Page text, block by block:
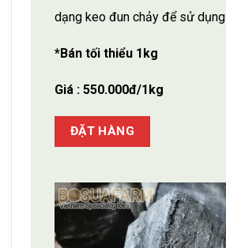
dạng keo đun chảy để sử dụng
*Bán tối thiểu 1kg
Giá : 550.000đ/1kg
ĐẶT HÀNG